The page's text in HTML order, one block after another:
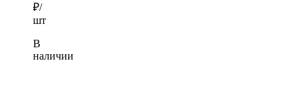
₽/
шт
В
наличии